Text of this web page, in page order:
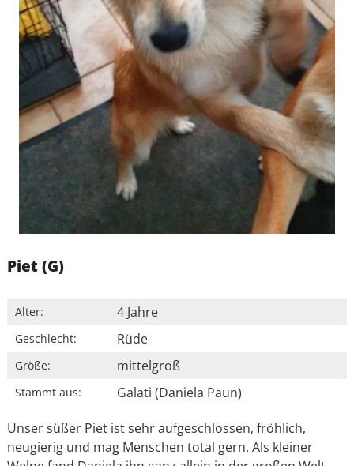
Piet (G)
Alter: 4 Jahre
Geschlecht: Rüde
Größe: mittelgroß
Stammt aus: Galati (Daniela Paun)
Unser süßer Piet ist sehr aufgeschlossen, fröhlich,
neugierig und mag Menschen total gern. Als kleiner